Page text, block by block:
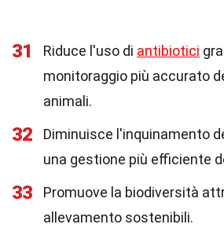
31 Riduce l'uso di antibiotici
monitoraggio più accurato
animali.
32
Diminuisce l'inquinamento
una gestione più efficiente
33
Promuove la biodiversità
allevamento sostenibili.